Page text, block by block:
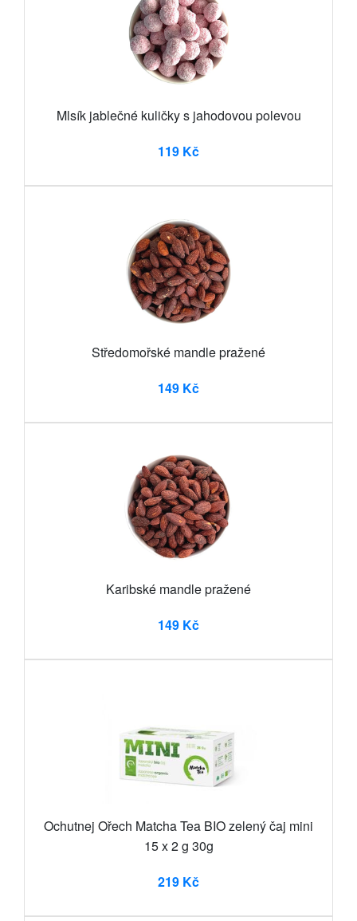
Mlsík jablečné kuličky s jahodovou polevou
119 Kč
Středomořské mandle pražené
149 Kč
Karibské mandle pražené
149 Kč
Ochutnej Ořech Matcha Tea BIO zelený čaj mini
15 x 2 g 30g
219 Kč